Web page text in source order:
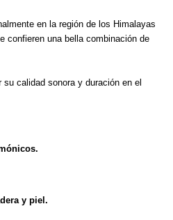
en la región de los Himalayas
confieren una bella combinación de
calidad sonora y duración en el
y piel.